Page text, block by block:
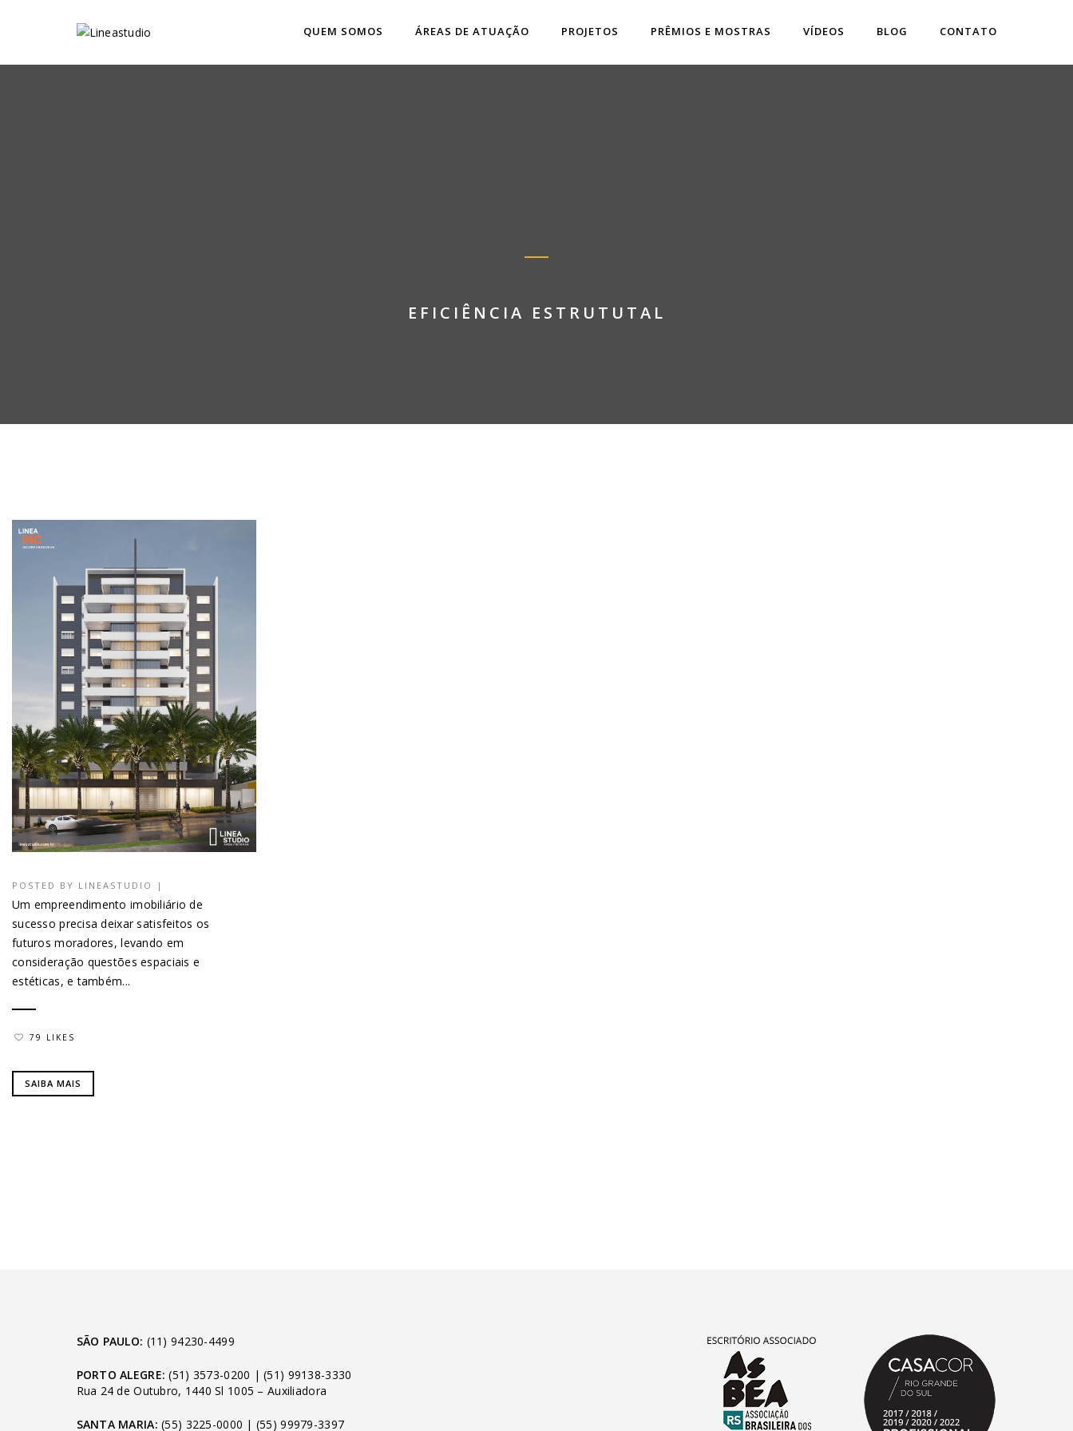
QUEM SOMOS ÁREAS DE ATUAÇÃO PROJETOS PRÊMIOS E MOSTRAS VÍDEOS BLOG CONTATO
EFICIÊNCIA ESTRUTUTAL
POSTED BY LINEASTUDIO |
Um empreendimento imobiliário de
sucesso precisa deixar satisfeitos os
futuros moradores, levando em
consideração questões espaciais e
estéticas, e também...
79 LIKES
SAIBA MAIS
SÃO PAULO: (11) 94230-4499
PORTO ALEGRE: (51) 3573-0200 |(51) 99138-3330
Rua 24 de Outubro, 1440 Sl 1005 – Auxiliadora
SANTA MARIA: (55) 3225-0000 | (55) 99979-3397